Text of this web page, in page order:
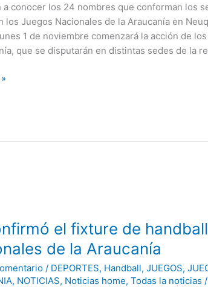
a conocer los 24 nombres que conforman los
los Juegos Nacionales de la Araucanía en
1 de noviembre comenzará la acción de
que se disputarán en distintas sedes de la
el fixture de
de la Araucanía
/ DEPORTES, Handball,JUEGOS,
, NOTICIAS, Noticias home,Todas la noticias /